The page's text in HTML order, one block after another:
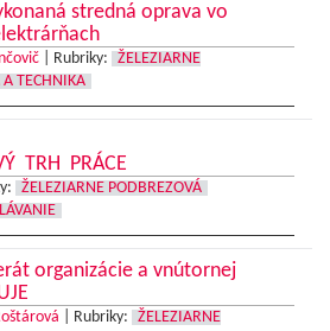
stredná oprava vo
Rubriky:
ŽELEZIARNE
A TECHNIKA
TRH PRÁCE
ŽELEZIARNE PODBREZOVÁ
organizácie a vnútornej
Rubriky:
ŽELEZIARNE